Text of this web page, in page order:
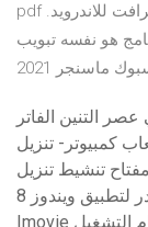
pdf عصير الكتب. تحميل مود دراغون بول ماين كرافت للاندرويد.
57. مظهر البرنامج هو نفسه تبويب
التنين الفاتر
كمبيوتر- تنزيل
لتطبيق ويندوز 8